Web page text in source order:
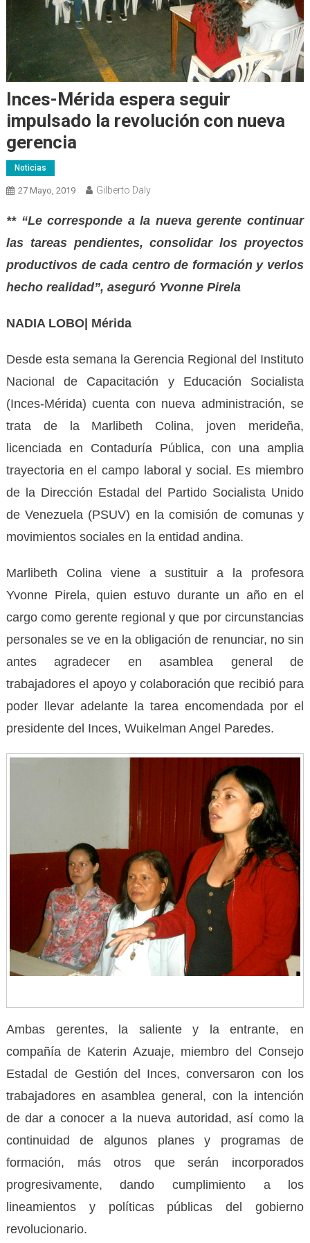
Inces-Mérida espera seguir
impulsado la revolución con nueva
gerencia
Noticias
27 Mayo, 2019 Gilberto Daly
** “Le corresponde a la nueva gerente continuar
las tareas pendientes, consolidar los proyectos
productivos de cada centro de formación y verlos
hecho realidad”, aseguró Yvonne Pirela
NADIA LOBO| Mérida
Desde esta semana la Gerencia Regional del Instituto
Nacional de Capacitación y Educación Socialista
(Inces-Mérida) cuenta con nueva administración, se
trata de la Marlibeth Colina, joven merideña,
licenciada en Contaduría Pública, con una amplia
trayectoria en el campo laboral y social. Es miembro
de la Dirección Estadal del Partido Socialista Unido
de Venezuela (PSUV) en la comisión de comunas y
movimientos sociales en la entidad andina.
Marlibeth Colina viene a sustituir a la profesora
Yvonne Pirela, quien estuvo durante un año en el
cargo como gerente regional y que por circunstancias
personales se ve en la obligación de renunciar, no sin
antes agradecer en asamblea general de
trabajadores el apoyo y colaboración que recibió para
poder llevar adelante la tarea encomendada por el
presidente del Inces, Wuikelman Angel Paredes.
Ambas gerentes, la saliente y la entrante, en
compañía de Katerin Azuaje, miembro del Consejo
Estadal de Gestión del Inces, conversaron con los
trabajadores en asamblea general, con la intención
de dar a conocer a la nueva autoridad, así como la
continuidad de algunos planes y programas de
formación, más otros que serán incorporados
progresivamente, dando cumplimiento a los
lineamientos y políticas públicas del gobierno
revolucionario.